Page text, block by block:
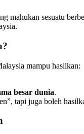
mahukan sesuatu
mampu hasilkan:
besar dunia.
tapi juga boleh